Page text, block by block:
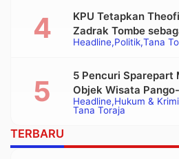
Headline Politik Tana
KPU Tetapkan
Zadrak Tombe
Bupati Tana Toraja
Headline Hukum &
Tana Toraja
5 Pencuri Sparepart
Objek Wisata
Polisi
TERBARU